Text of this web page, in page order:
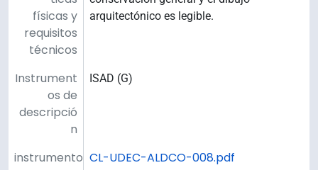
físicas y
requisitos
técnicos
arquitectónico es legible.
Instrument
os de
descripció
n
ISAD (G)
instrumento CL-UDEC-ALDCO-008.pdf